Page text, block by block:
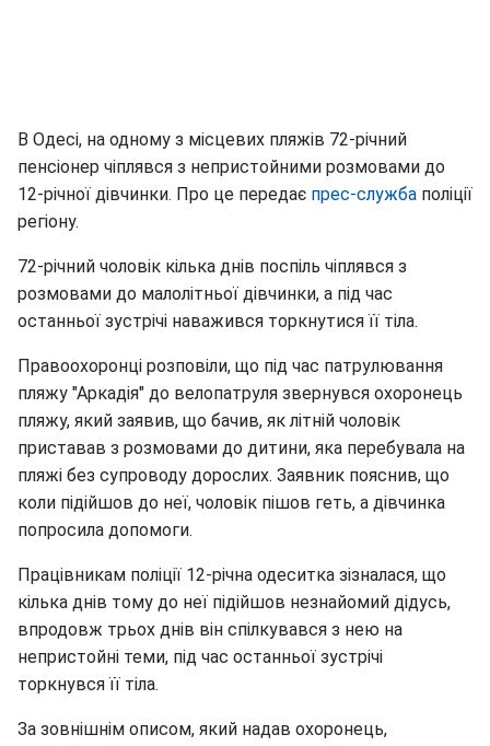
В Одесі, на одному з місцевих пляжів 72-річний
пенсіонер чіплявся з непристойними розмовами до
12-річної дівчинки. Про це передає прес-служба поліції
регіону.
72-річний чоловік кілька днів поспіль чіплявся з
розмовами до малолітньої дівчинки, а під час
останньої зустрічі наважився торкнутися її тіла.
Правоохоронці розповіли, що під час патрулювання
пляжу "Аркадія" до велопатруля звернувся охоронець
пляжу, який заявив, що бачив, як літній чоловік
приставав з розмовами до дитини, яка перебувала на
пляжі без супроводу дорослих. Заявник пояснив, що
коли підійшов до неї, чоловік пішов геть, а дівчинка
попросила допомоги.
Працівникам поліції 12-річна одеситка зізналася, що
кілька днів тому до неї підійшов незнайомий дідусь,
впродовж трьох днів він спілкувався з нею на
непристойні теми, під час останньої зустрічі
торкнувся її тіла.
За зовнішнім описом, який надав охоронець,